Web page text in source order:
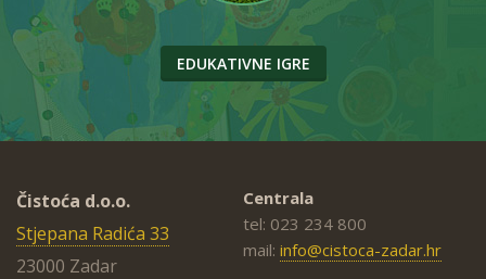
EDUKATIVNE IGRE
Čistoća d.o.o.
Stjepana Radića 33
23000 Zadar
Centrala
tel: 023 234 800
mail: info@cistoca-zadar.hr